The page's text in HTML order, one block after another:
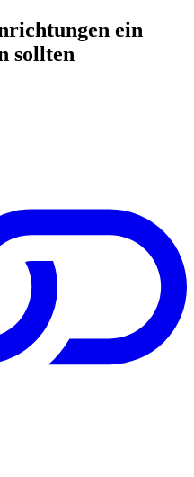
ein
sollten